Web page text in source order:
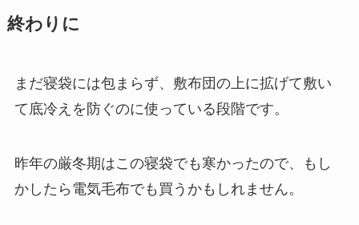
終わりに
まだ寝袋には包まらず、敷布団の上に拡げて敷い
て底冷えを防ぐのに使っている段階です。
昨年の厳冬期はこの寝袋でも寒かったので、もし
かしたら電気毛布でも買うかもしれません。